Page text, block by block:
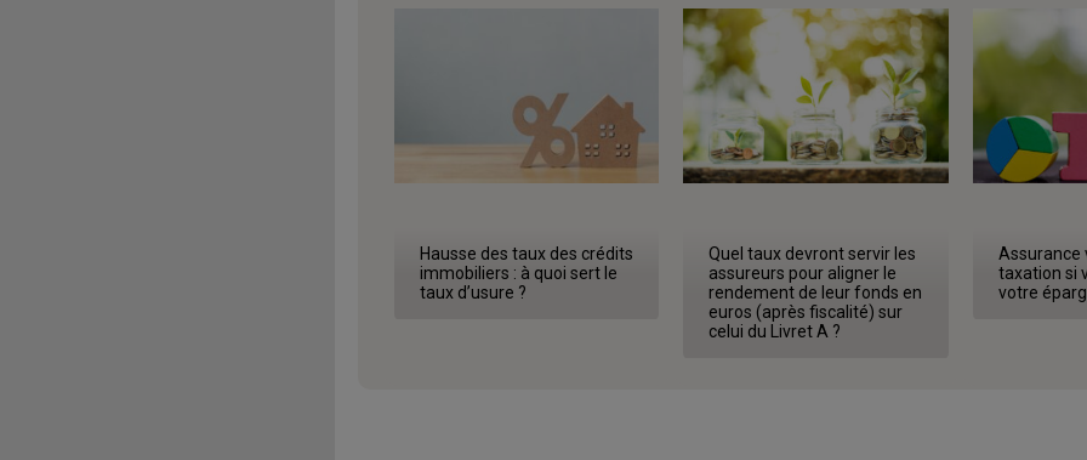
Hausse des taux des crédits
immobiliers : à quoi sert le
taux d’usure ?
Quel taux devront servir les
assureurs pour aligner le
rendement de leur fonds en
euros (après fiscalité) sur
celui du Livret A ?
Assurance
taxation si
votre